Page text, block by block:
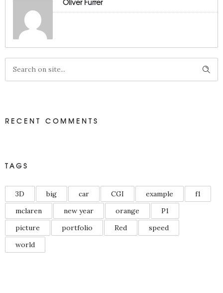
RECENT COMMENTS
TAGS
3D big car CGI example
f1
mclaren
new year orange
P1
picture
portfolio Red
speed
world